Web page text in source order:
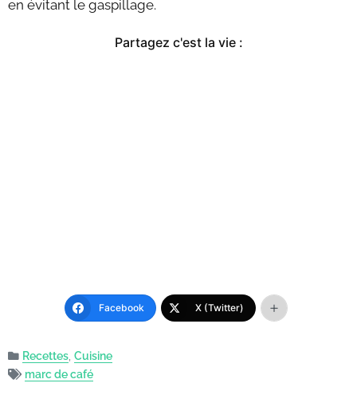
en évitant le gaspillage.
Partagez c'est la vie :
Facebook X (Twitter)
Recettes Cuisine
marc de café